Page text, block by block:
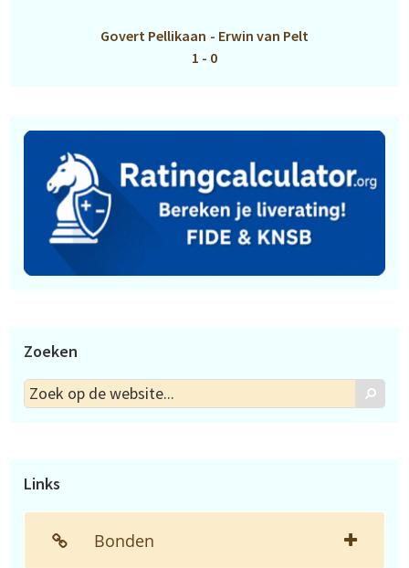
Govert Pellikaan - Erwin van Pelt
1 - 0
Zoeken
Zoek
op
Zoek
Links
Bonden